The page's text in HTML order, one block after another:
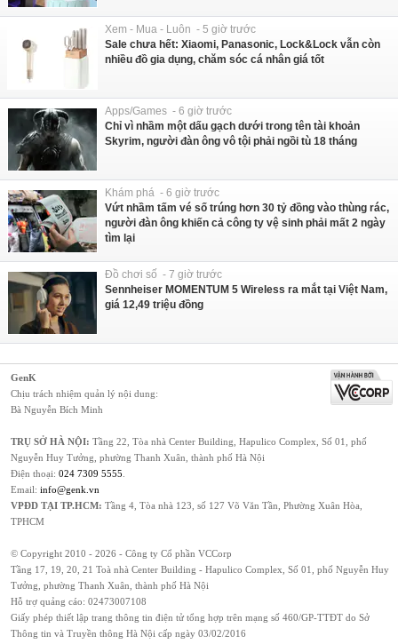
Xem - Mua - Luôn - 5 giờ trước
Sale chưa hết: Xiaomi, Panasonic, Lock&Lock vẫn còn
nhiều đồ gia dụng, chăm sóc cá nhân giá tốt
Apps/Games - 6 giờ trước
Chỉ vì nhầm một dấu gạch dưới trong tên tài khoản
Skyrim, người đàn ông vô tội phải ngồi tù 18 tháng
Khám phá - 6 giờ trước
Vứt nhầm tấm vé số trúng hơn 30 tỷ đồng vào thùng rác,
người đàn ông khiến cả công ty vệ sinh phải mất 2 ngày
tìm lại
Đồ chơi số - 7 giờ trước
Sennheiser MOMENTUM 5 Wireless ra mắt tại Việt Nam,
giá 12,49 triệu đồng
GenK
Chịu trách nhiệm quản lý nội dung:
Bà Nguyễn Bích Minh
TRỤ SỞ HÀ NỘI: Tầng 22, Tòa nhà Center Building, Hapulico Complex, Số 01, phố
Nguyễn Huy Tưởng, phường Thanh Xuân, thành phố Hà Nội
Điện thoại: 024 7309 5555
Email: info@genk.vn
VPĐD TẠI TP.HCM: Tầng 4, Tòa nhà 123, số 127 Võ Văn Tần, Phường Xuân Hòa,
TPHCM
© Copyright 2010 - 2026 - Công ty Cổ phần VCCorp
Tầng 17, 19, 20, 21 Toà nhà Center Building - Hapulico Complex, Số 01, phố Nguyễn Huy
Tưởng, phường Thanh Xuân, thành phố Hà Nội
Hỗ trợ quảng cáo: 02473007108
Giấy phép thiết lập trang thông tin điện tử tổng hợp trên mạng số 460/GP-TTĐT do Sở
Thông tin và Truyền thông Hà Nội cấp ngày 03/02/2016